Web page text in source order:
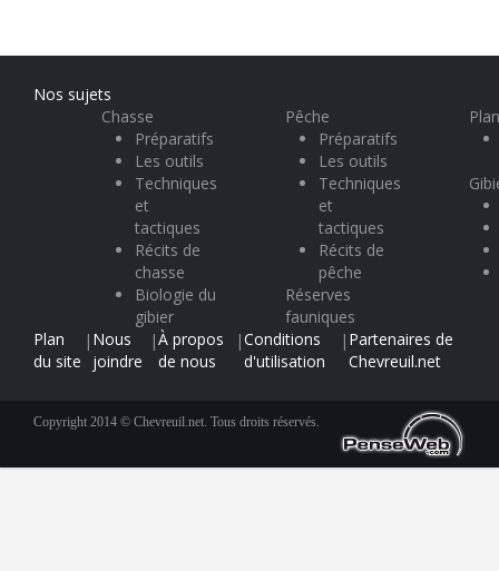
Nos sujets
Chasse
Préparatifs
Les outils
Techniques
et
tactiques
Récits de
chasse
Biologie du
gibier
Pêche
Préparatifs
Les outils
Techniques
et
tactiques
Récits de
pêche
Réserves
fauniques
Plan
du site
| Nous
joindre
|À propos
de nous
|Conditions
d'utilisation
| Partenaires de
Chevreuil.net
Copyright 2014 © Chevreuil.net. Tous droits réservés.